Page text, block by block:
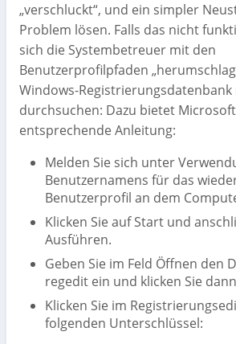
„verschluckt“, und ein simpler
Problem lösen. Falls das nicht
sich die Systembetreuer mit den
Benutzerprofilpfaden
Windows-Registrierungsdatenbank
durchsuchen: Dazu bietet
entsprechende Anleitung:
Melden Sie sich unter
Benutzernamens für das
Benutzerprofil an dem
Klicken Sie auf Start und
Ausführen.
Geben Sie im Feld Öffnen den
regedit ein und klicken Sie
Klicken Sie im
folgenden Unterschlüssel: